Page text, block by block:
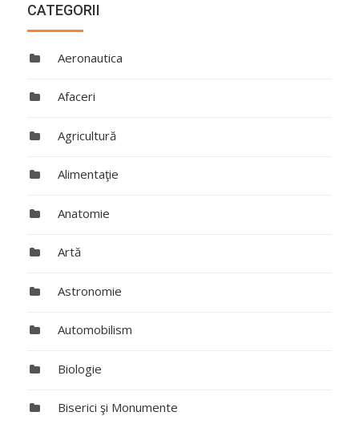
CATEGORII
Aeronautica
Afaceri
Agricultură
Alimentaţie
Anatomie
Artă
Astronomie
Automobilism
Biologie
Biserici şi Monumente